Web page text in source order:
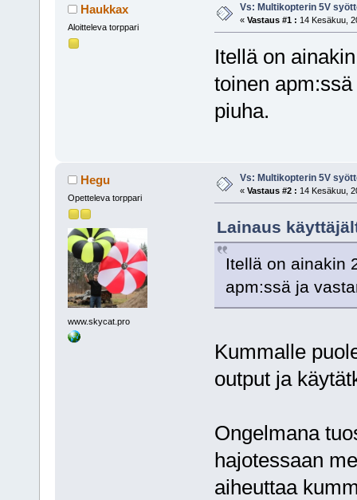
Haukkax
Aloitteleva torppari
Vs: Multikopterin 5V
« Vastaus #1 : 14 Kesäkuu,
Itellä on
toinen
piuha.
Hegu
Opetteleva torppari
www.skycat.pro
Vs: Multikopterin 5V
« Vastaus #2 : 14 Kesäkuu,
Lainaus
Itellä on ainakin
apm:ssä ja
Kummalle
output ja
Ongelmana
hajotessaan
aiheuttaa